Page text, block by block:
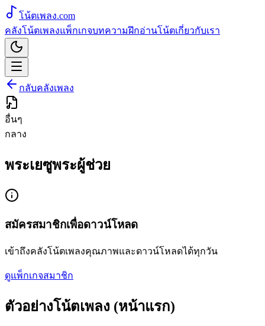
โน้ตเพลง.com
คลังโน้ตเพลงแพ็กเกจบทความฝึกอ่านโน้ตเกี่ยวกับเรา
กลับคลังเพลง
อื่นๆ
กลาง
พระเยซูพระผู้ช่วย
สมัครสมาชิกเพื่อดาวน์โหลด
เข้าถึงคลังโน้ตเพลงคุณภาพและดาวน์โหลดได้ทุกวัน
ดูแพ็กเกจสมาชิก
ตัวอย่างโน้ตเพลง (หน้าแรก)